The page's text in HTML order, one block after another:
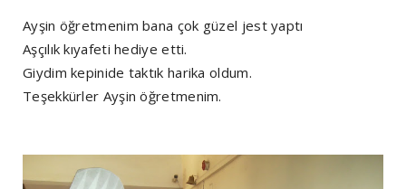
Ayşin öğretmenim bana çok güzel jest yaptı
Aşçılık kıyafeti hediye etti.
Giydim kepinide taktık harika oldum.
Teşekkürler Ayşin öğretmenim.